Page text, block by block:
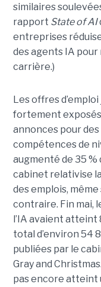
similaires
rapport State of AI
entreprises
des agents IA
carrière.)
Les offres
fortement exposés
annonces pour
compétences de
augmenté de 35 %
cabinet relativise
des emplois,
contraire. Fin mai,
l’IA avaient atteint
total d’environ 54
publiées par le
Gray and
pas encore atteint